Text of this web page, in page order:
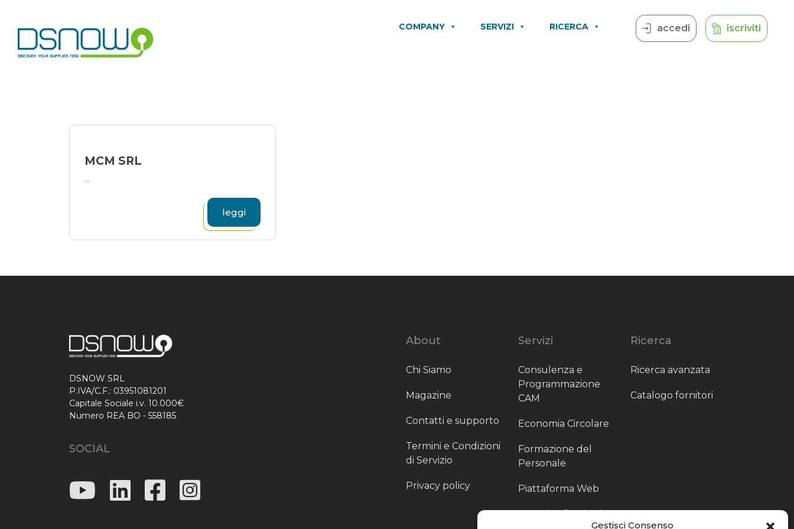
Gestisci Consenso
content
COMPANY SERVIZI RICERCA accedi iscriviti
MCM SRL
...
leggi
DSNOW SRL
P.IVA/C.F.: 03951081201
Capitale Sociale i.v. 10.000€
Numero REA BO - 558185
SOCIAL
About
Chi Siamo
Magazine
Contatti e supporto
Termini e Condizioni
di Servizio
Privacy policy
Servizi
Consulenza e
Programmazione
CAM
Economia Circolare
Formazione del
Personale
Piattaforma Web
Scouting fornitori
Ricerca
Ricerca avanzata
Catalogo fornitori